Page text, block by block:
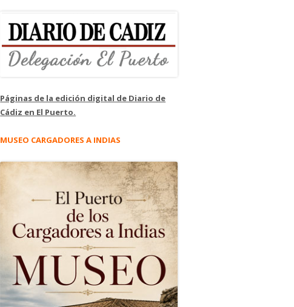
Páginas de la edición digital de Diario de
Cádiz en El Puerto.
MUSEO CARGADORES A INDIAS